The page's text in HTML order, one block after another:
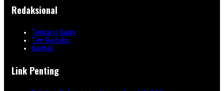
Redaksional
Tentang Kami
Tim Redaksi
Kontak
Link Penting